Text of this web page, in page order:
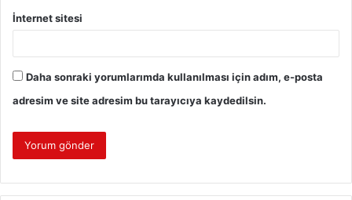
İnternet sitesi
Daha sonraki yorumlarımda kullanılması için adım, e-posta
adresim ve site adresim bu tarayıcıya kaydedilsin.